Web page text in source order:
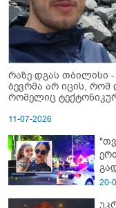
რაზე დგას თბილისი -
ბევრმა არ იცის, რომ
რომელიც
11-07-2026
-
20-